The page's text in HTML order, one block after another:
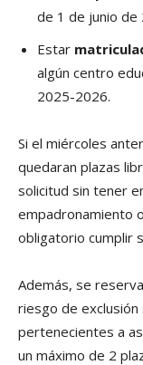
de 1 de junio de
Estar
algún centro
2025-2026.
Si el miércoles
quedaran plazas
solicitud sin tener
empadronamiento
obligatorio cumplir
Además, se
riesgo de exclusión
pertenecientes a
un máximo de 2